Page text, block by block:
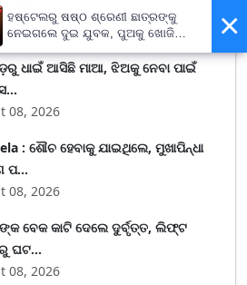
ଧରିଲ...
08, 2026
ଧାଇଁ ଆସିଛି ମାଆ, ଝିଅକୁ ନେବା ପାଇଁ
08, 2026
: ଶୌଚ ହେବାକୁ ଯାଇଥିଲେ, ମୁଖାପିନ୍ଧା
ପ...
08, 2026
ବେକ କାଟି ଦେଲେ ଦୁର୍ବୃତ୍ତ, ଲିଫ୍ଟ
ଘଟ...
08, 2026
×
ହଷ୍ଟେଲରୁ ଷଷ୍ଠ ଶ୍ରେଣୀ ଛାତ୍ରଙ୍କୁ
ନେଇଗଲେ ଦୁଇ ଯୁବକ, ପୁଅକୁ ଖୋଜି
ଆଣିବାକୁ ମାଆଙ୍କ ନିବେଦନ